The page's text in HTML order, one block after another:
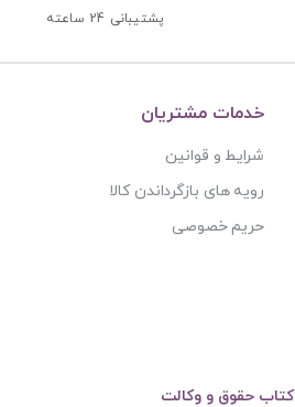
پشتیبانی 24 ساعته
خدمات مشتریان
شرایط و قوانین
رویه های بازگرداندن کالا
حریم خصوصی
کتاب حقوق و وکالت